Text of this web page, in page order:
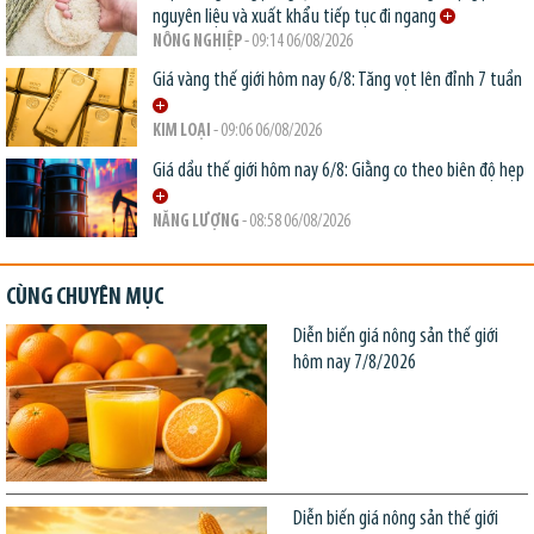
nguyên liệu và xuất khẩu tiếp tục đi ngang
NÔNG NGHIỆP- 09:14 06/08/2026
Giá vàng thế giới hôm nay 6/8: Tăng vọt lên đỉnh 7 tuần
KIM LOẠI - 09:06 06/08/2026
Giá dầu thế giới hôm nay 6/8: Giằng co theo biên độ hẹp
NĂNG LƯỢNG - 08:58 06/08/2026
CÙNG CHUYÊN MỤC
Diễn biến giá nông sản thế giới
hôm nay 7/8/2026
Diễn biến giá nông sản thế giới